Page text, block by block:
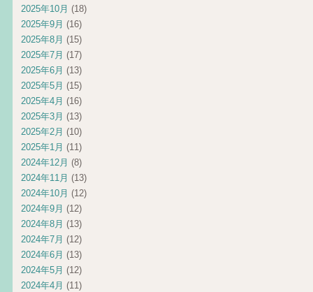
2025年10月 (18)
2025年9月 (16)
2025年8月 (15)
2025年7月 (17)
2025年6月 (13)
2025年5月 (15)
2025年4月 (16)
2025年3月 (13)
2025年2月 (10)
2025年1月 (11)
2024年12月 (8)
2024年11月 (13)
2024年10月 (12)
2024年9月 (12)
2024年8月 (13)
2024年7月 (12)
2024年6月 (13)
2024年5月 (12)
2024年4月 (11)